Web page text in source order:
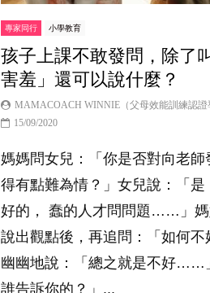
專家同行 小學教育
孩子上課不敢發問，除了
害羞」還可以說什麼？
MAMACOACH WINNIE（父母效能訓練認證
15/09/2020
媽媽問女兒：「你是否對向老師
得有點難為情？」女兒說：「是
好的， 蠢的人才問問題……」媽
說出觀點後，再追問：「如何不
幽幽地說：「總之就是不好……
誰告訴你的？」...